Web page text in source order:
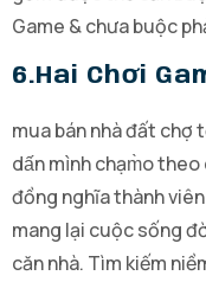
Game & chưa buộc
6.hai Chơi
mua bán nhà đất chợ
dấn mình chạm̀o
đồng nghĩa thành
mang lại cuộc sống
căn nhà. Tìm kiếm